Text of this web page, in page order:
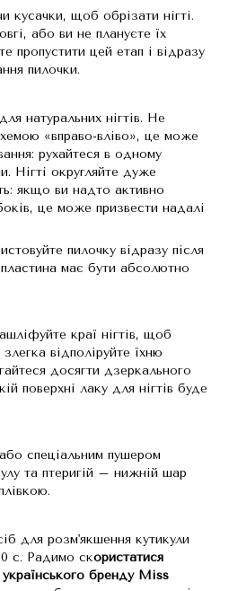
кусачки, щоб обрізати нігті.
або ви не плануєте їх
пропустити цей етап і відразу
пилочки.
натуральних нігтів. Не
«вправо-вліво», це може
рухайтеся в одному
Нігті округляйте дуже
якщо ви надто активно
це може призвести надалі
пилочку відразу після
має бути абсолютно
краї нігтів, щоб
відполіруйте їхню
досягти дзеркального
поверхні лаку для нігтів буде
спеціальним пушером
та птеригій – нижній шар
для розм'якшення кутикули
с. Радимо скористатися
бренду Miss